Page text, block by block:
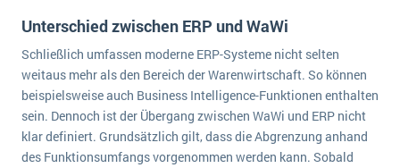
SAP investiert mit zwei strategischen Übernahmen in Enterprise-KI
ERP-Trends in der Produktion
NACHRICHTENARCHIV
Unterschied zwischen ERP und WaWi
Schließlich umfassen moderne ERP-Systeme nicht selten
weitaus mehr als den Bereich der Warenwirtschaft. So können
beispielsweise auch Business Intelligence-Funktionen enthalten
sein. Dennoch ist der Übergang zwischen WaWi und ERP nicht
klar definiert. Grundsätzlich gilt, dass die Abgrenzung anhand
des Funktionsumfangs vorgenommen werden kann. Sobald